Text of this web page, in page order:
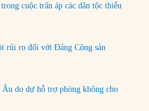
cuộc trấn áp các dân tộc thiểu
rủi ro đối với Đảng Cộng sản
do dự hỗ trợ phòng không cho